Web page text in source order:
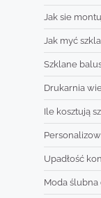
Jak sie
Jak myć
Szklane
Drukarnia
Ile kosztują
Upadłość
Moda ślubna